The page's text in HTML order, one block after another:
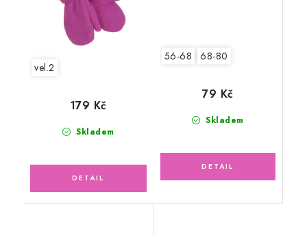
vel.2
Skladem
179 Kč
56-68 68-80
Skladem
79 Kč